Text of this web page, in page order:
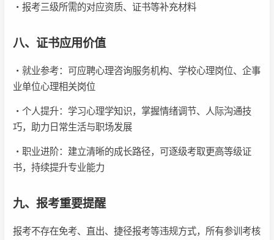
・报考三级所需的对应资质、证书等补充材料
八、证书应用价值
・就业参考：可应聘心理咨询服务机构、学校心理岗位、企事
业单位心理相关岗位
・个人提升：学习心理学知识，掌握情绪调节、人际沟通技
巧，助力日常生活与职场发展
・职业进阶：建立清晰的成长路径，可逐级考取更高等级证
书，持续提升专业能力
九、报考重要提醒
报考不存在免考、直出、捷径报考等违规方式，所有参训考核